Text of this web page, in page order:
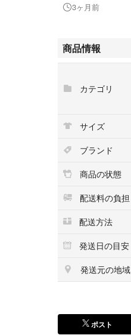
#ブルームーン
#CLAP CLAP
#パラダイス
#ココナッツ
#3周年
#Anniversary
#マコ
#リオ
#アヤカ
#リマ
#ニナ
3ヶ月前
商品情報
カテゴリ
サイズ
ブランド
商品の状態
配送料の負担
配送方法
発送日の目安
発送元の地域
ポスト